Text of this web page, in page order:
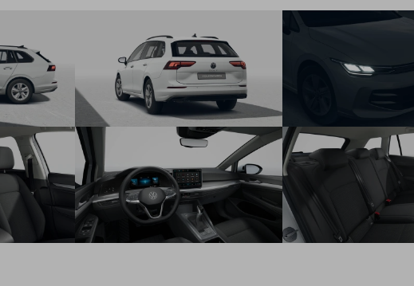
Digitálny rádiopríjem DAB+
LED predné svetlomety
Parkovacie senzory vpredu a vzadu s optickým a akustickým
upozornením
Centrálne zamykanie s diaľkovým ovládaním, 2 sklápacie
kľúče
Keyless Go - štartovacie tlačidlo pri radiacej páke
Automatická klimatizácia Air Care Climatronic
Multifunkčný 3-ramenný kožený volant a kožená radiaca
páka, pre DSG s radiacimi páčkami
Elektromechanický posilňovač riadenia s meniacim sa
Kryt
12V
LED